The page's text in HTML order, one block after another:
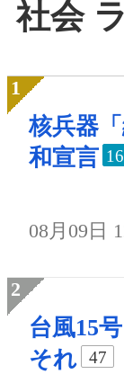
社会
核兵器
和宣言
08月09日
台風15
それ
47